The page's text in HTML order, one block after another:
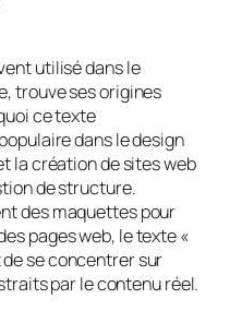
utilisé dans le
trouve ses origines
ce texte
dans le design
la création de sites web
de structure.
des maquettes pour
pages web, le texte «
se concentrer sur
par le contenu réel.